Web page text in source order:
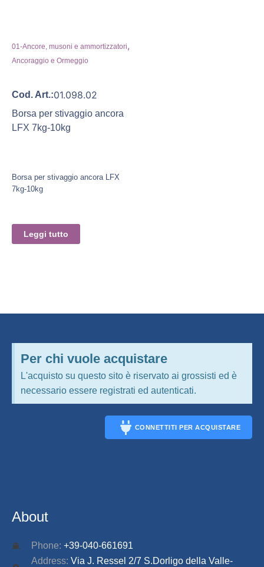
01-Ancore, musoni e ammortizzatori,
Ancoraggio e Ormeggio
Cod. Art.:01.098.02
Borsa per stivaggio ancora
LFX 7kg-10kg
Borsa per stivaggio ancora LFX
7kg-10kg
Leggi tutto
Per chi vuole acquistare
L'acquisto su questo sito è riservato ai grossisti ed è
necessario essere registrati ed autenticati.
CONNETTITI PER ACQUISTARE
About
Phone: +39-040-661691
Address: Via J. Ressel 2/7 S.Dorligo della Valle-